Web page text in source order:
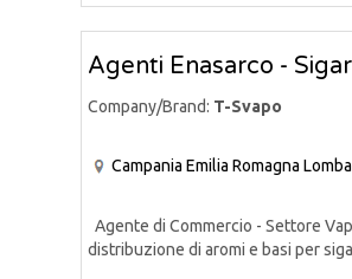
Agenti Enasarco -
Company/Brand: T-Svapo
Campania Emilia Romagna
Agente di Commercio - Settore
distribuzione di aromi e basi per